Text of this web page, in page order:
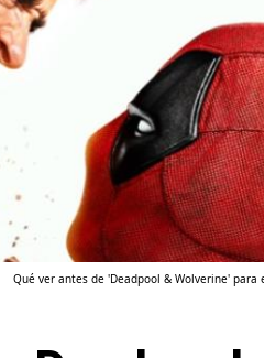
Qué ver antes de 'Deadpool & Wolverine'